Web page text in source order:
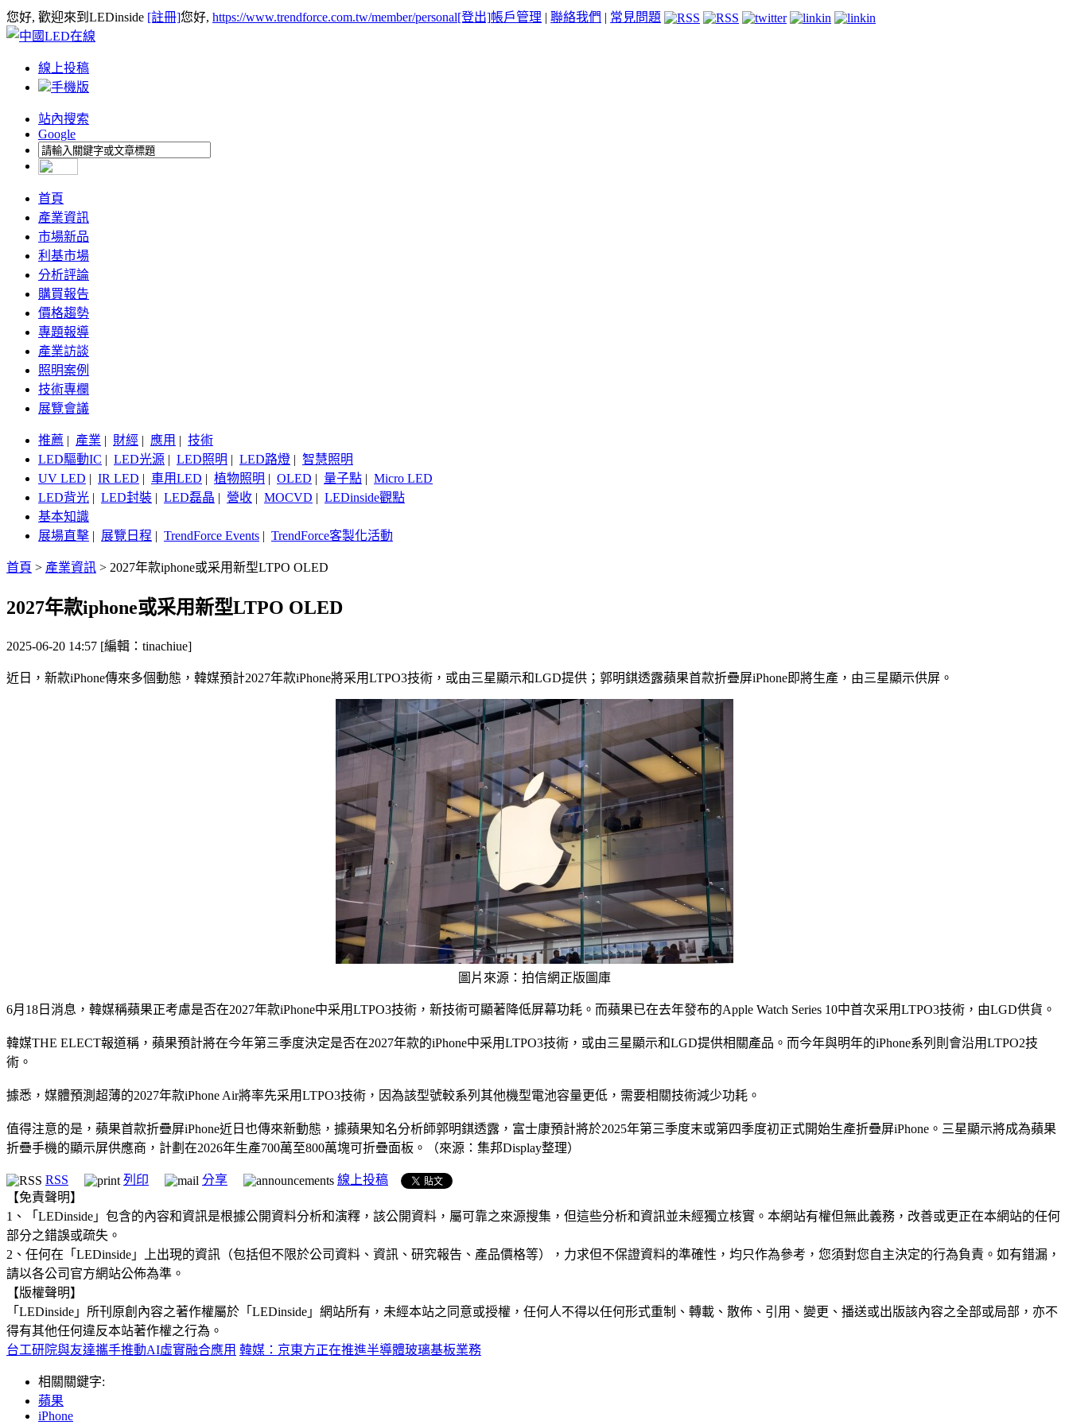
您好, 歡迎來到LEDinside [註冊]您好, https://www.trendforce.com.tw/member/personal[登出]帳戶管理 | 聯絡我們 | 常見問題
線上投稿
手機版
站內搜索
Google
首頁
產業資訊
市場新品
利基市場
分析評論
購買報告
價格趨勢
專題報導
產業訪談
照明案例
技術專欄
展覽會議
推薦 | 產業 | 財經 | 應用 | 技術
LED驅動IC | LED光源 | LED照明 | LED路燈 | 智慧照明
UV LED | IR LED | 車用LED | 植物照明 | OLED | 量子點 | Micro LED
LED背光 | LED封裝 | LED磊晶 | 營收 | MOCVD | LEDinside觀點
基本知識
展場直擊 | 展覽日程 | TrendForce Events | TrendForce客製化活動
首頁 > 產業資訊 > 2027年款iphone或采用新型LTPO OLED
2027年款iphone或采用新型LTPO OLED
2025-06-20 14:57 [編輯：tinachiue]
近日，新款iPhone傳來多個動態，韓媒預計2027年款iPhone將采用LTPO3技術，或由三星顯示和LGD提供；郭明錤透露蘋果首款折疊屏iPhone即將生產，由三星顯示供屏。
圖片來源：拍信網正版圖庫
6月18日消息，韓媒稱蘋果正考慮是否在2027年款iPhone中采用LTPO3技術，新技術可顯著降低屏幕功耗。而蘋果已在去年發布的Apple Watch Series 10中首次采用LTPO3技術，由LGD供貨。
韓媒THE ELECT報道稱，蘋果預計將在今年第三季度決定是否在2027年款的iPhone中采用LTPO3技術，或由三星顯示和LGD提供相關產品。而今年與明年的iPhone系列則會沿用LTPO2技
術。
據悉，媒體預測超薄的2027年款iPhone Air將率先采用LTPO3技術，因為該型號較系列其他機型電池容量更低，需要相關技術減少功耗。
值得注意的是，蘋果首款折疊屏iPhone近日也傳來新動態，據蘋果知名分析師郭明錤透露，富士康預計將於2025年第三季度末或第四季度初正式開始生產折疊屏iPhone。三星顯示將成為蘋果
折疊手機的顯示屏供應商，計劃在2026年生產700萬至800萬塊可折疊面板。（來源：集邦Display整理）
RSS 列印 分享
線上投稿
【免責聲明】
1、「LEDinside」包含的內容和資訊是根據公開資料分析和演釋，該公開資料，屬可靠之來源搜集，但這些分析和資訊並未經獨立核實。本網站有權但無此義務，改善或更正在本網站的任何
部分之錯誤或疏失。
2、任何在「LEDinside」上出現的資訊（包括但不限於公司資料、資訊、研究報告、產品價格等），力求但不保證資料的準確性，均只作為參考，您須對您自主決定的行為負責。如有錯漏，
請以各公司官方網站公佈為準。
【版權聲明】
「LEDinside」所刊原創內容之著作權屬於「LEDinside」網站所有，未經本站之同意或授權，任何人不得以任何形式重制、轉載、散佈、引用、變更、播送或出版該內容之全部或局部，亦不
得有其他任何違反本站著作權之行為。
台工研院與友達攜手推動AI虛實融合應用 韓媒：京東方正在推進半導體玻璃基板業務
相關關鍵字:
蘋果
iPhone